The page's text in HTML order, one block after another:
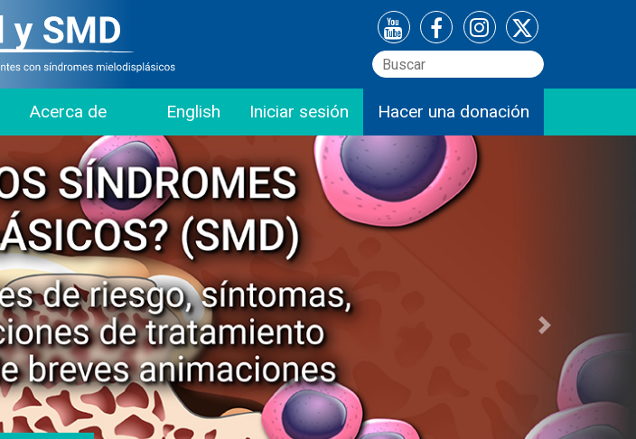
Acerca de English Iniciar sesión Hacer una donación
Next